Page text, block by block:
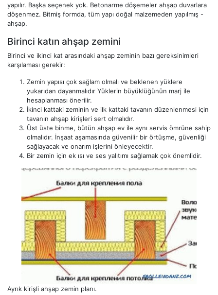
yapılır. Başka seçenek yok. Betonarme döşemeler ahşap duvarlara
döşenmez. Bitmiş formda, tüm yapı doğal malzemeden yapılmış -
ahşap.
Birinci katın ahşap zemini
Birinci ve ikinci kat arasındaki ahşap zeminin bazı gereksinimleri
karşılaması gerekir:
Zemin yapısı çok sağlam olmalı ve beklenen yüklere
yukarıdan dayanmalıdır Yüklerin büyüklüğünün marj ile
hesaplanması önerilir.
İkinci kattaki zeminin ve ilk kattaki tavanın düzenlenmesi için
tavanın ahşap kirişleri sert olmalıdır.
Üst üste binme, bütün ahşap ev ile aynı servis ömrüne sahip
olmalıdır. İnşaat aşamasında güvenilir bir örtüşme, güvenliği
sağlayacak ve onarım işlerini önleyecektir.
Bir zemin için ek ısı ve ses yalıtımı sağlamak çok önemlidir.
Ayrık kirişli ahşap zemin planı.